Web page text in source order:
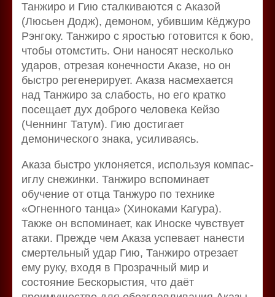
Танжиро и Гию сталкиваются с Аказой
(Люсьен Додж), демоном, убившим Кёджуро
Рэнгоку. Танжиро с яростью готовится к бою,
чтобы отомстить. Они наносят несколько
ударов, отрезая конечности Аказе, но он
быстро регенерирует. Аказа насмехается
над Танжиро за слабость, но его кратко
посещает дух доброго человека Кейзо
(Ченнинг Татум). Гию достигает
демонического знака, усиливаясь.
Аказа быстро уклоняется, используя компас-
иглу снежинки. Танжиро вспоминает
обучение от отца Танжуро по технике
«Огненного танца» (Хиноками Кагура).
Также он вспоминает, как Иноске чувствует
атаки. Прежде чем Аказа успевает нанести
смертельный удар Гию, Танжиро отрезает
ему руку, входя в Прозрачный мир и
состояние Бескорыстия, что даёт